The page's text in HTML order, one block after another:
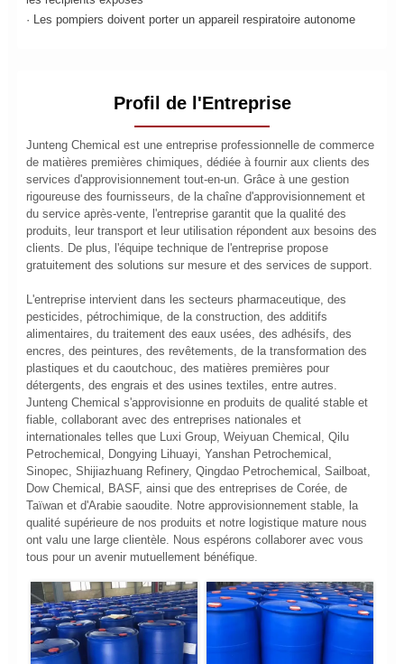
· Les pompiers doivent porter un appareil respiratoire autonome
Profil de l'Entreprise
Junteng Chemical est une entreprise professionnelle de commerce
de matières premières chimiques, dédiée à fournir aux clients des
services d'approvisionnement tout-en-un. Grâce à une gestion
rigoureuse des fournisseurs, de la chaîne d'approvisionnement et
du service après-vente, l'entreprise garantit que la qualité des
produits, leur transport et leur utilisation répondent aux besoins des
clients. De plus, l'équipe technique de l'entreprise propose
gratuitement des solutions sur mesure et des services de support.
L'entreprise intervient dans les secteurs pharmaceutique, des
pesticides, pétrochimique, de la construction, des additifs
alimentaires, du traitement des eaux usées, des adhésifs, des
encres, des peintures, des revêtements, de la transformation des
plastiques et du caoutchouc, des matières premières pour
détergents, des engrais et des usines textiles, entre autres.
Junteng Chemical s'approvisionne en produits de qualité stable et
fiable, collaborant avec des entreprises nationales et
internationales telles que Luxi Group, Weiyuan Chemical, Qilu
Petrochemical, Dongying Lihuayi, Yanshan Petrochemical,
Sinopec, Shijiazhuang Refinery, Qingdao Petrochemical, Sailboat,
Dow Chemical, BASF, ainsi que des entreprises de Corée, de
Taïwan et d'Arabie saoudite. Notre approvisionnement stable, la
qualité supérieure de nos produits et notre logistique mature nous
ont valu une large clientèle. Nous espérons collaborer avec vous
tous pour un avenir mutuellement bénéfique.